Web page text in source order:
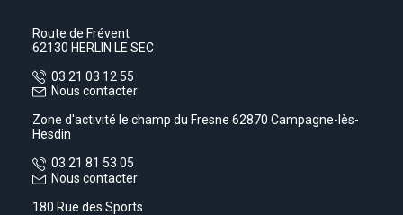
Route de Frévent
62130 HERLIN LE SEC
03 21 03 12 55
Nous contacter
Zone d'activité le champ du Fresne 62870 Campagne-lès-
Hesdin
03 21 81 53 05
Nous contacter
180 Rue des Sports